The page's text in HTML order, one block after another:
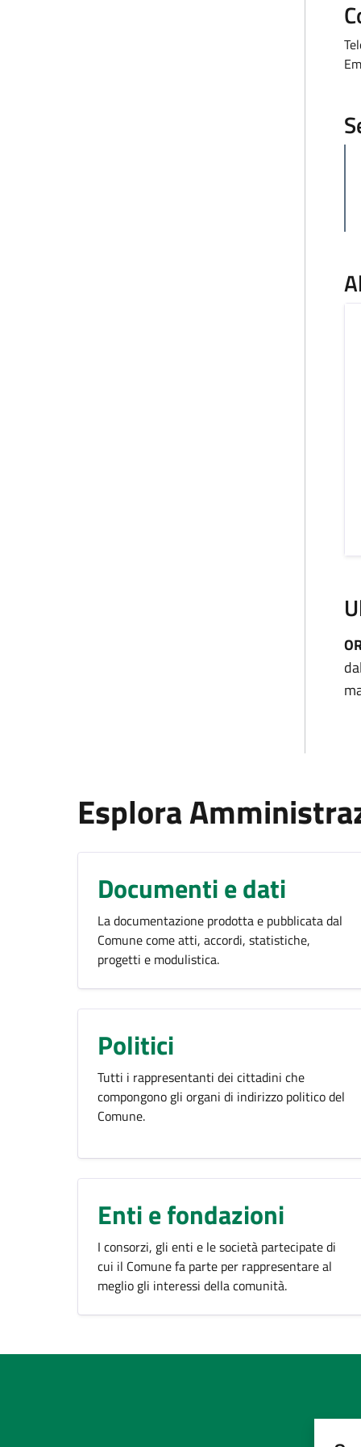
Esplora
Documenti e dati
La documentazione prodotta e pubblicata dal
Comune come atti, accordi, statistiche,
progetti e modulistica.
Politici
Tutti i rappresentanti dei cittadini che
compongono gli organi di indirizzo politico del
Comune.
Enti e fondazioni
I consorzi, gli enti e le società partecipate di
cui il Comune fa parte per rappresentare al
meglio gli interessi della comunità.